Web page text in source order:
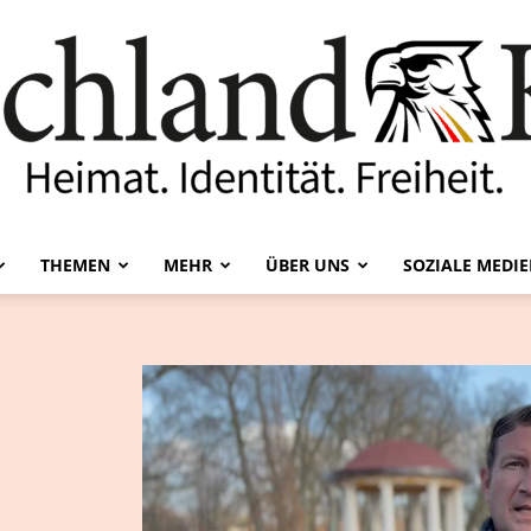
Kurier
THEMEN MEHR ÜBER UNS SOZIALE